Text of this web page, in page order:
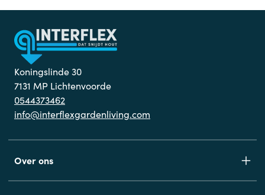
Koningslinde 30
7131 MP Lichtenvoorde
0544373462
info@interflexgardenliving.com
Over ons